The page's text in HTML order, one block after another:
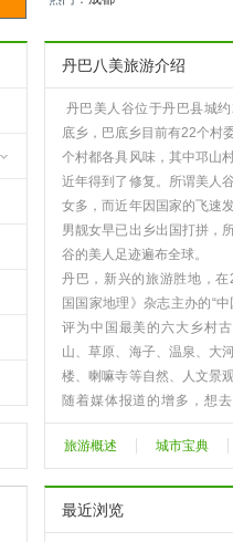
丹巴八美旅游介绍
丹巴美人谷位于丹巴县城
底乡，巴底乡目前有22个村
个村都各具风味，其中邛山
近年得到了修复。所谓美人
女多，而近年因国家的飞速
男靓女早已出乡出国打拼，
谷的美人足迹遍布全球。
丹巴，新兴的旅游胜地，在
国国家地理》杂志主办的“中
评为中国最美的六大乡村
山、草原、海子、温泉、大
楼、喇嘛寺等自然、人文景
随着媒体报道的增多，想
啊！
地理位置 位于甘孜州东部。
～31°29′，东经101°17′～
交界，西与道孚县毗邻，北
旅游概述 城市宝典
最近浏览